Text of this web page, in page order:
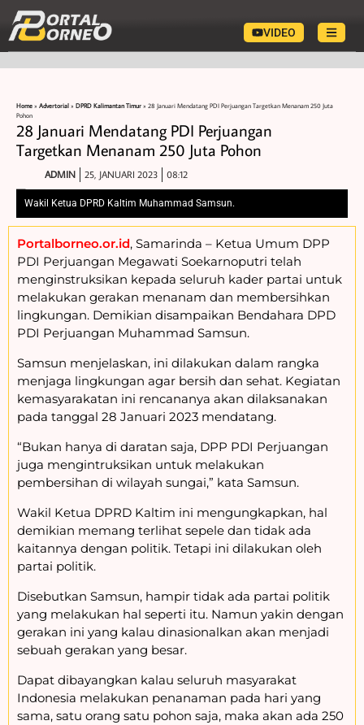
VIDEO
Home » Advertorial » DPRD Kalimantan Timur » 28 Januari Mendatang PDI Perjuangan Targetkan Menanam 250 Juta
Pohon
28 Januari Mendatang PDI Perjuangan
Targetkan Menanam 250 Juta Pohon
ADMIN 25, JANUARI 2023 08:12
Wakil Ketua DPRD Kaltim Muhammad Samsun.
Portalborneo.or.id, Samarinda – Ketua Umum DPP
PDI Perjuangan Megawati Soekarnoputri telah
menginstruksikan kepada seluruh kader partai untuk
melakukan gerakan menanam dan membersihkan
lingkungan. Demikian disampaikan Bendahara DPD
PDI Perjuangan Muhammad Samsun.
Samsun menjelaskan, ini dilakukan dalam rangka
menjaga lingkungan agar bersih dan sehat. Kegiatan
kemasyarakatan ini rencananya akan dilaksanakan
pada tanggal 28 Januari 2023 mendatang.
“Bukan hanya di daratan saja, DPP PDI Perjuangan
juga mengintruksikan untuk melakukan
pembersihan di wilayah sungai,” kata Samsun.
Wakil Ketua DPRD Kaltim ini mengungkapkan, hal
demikian memang terlihat sepele dan tidak ada
kaitannya dengan politik. Tetapi ini dilakukan oleh
partai politik.
Disebutkan Samsun, hampir tidak ada partai politik
yang melakukan hal seperti itu. Namun yakin dengan
gerakan ini yang kalau dinasionalkan akan menjadi
sebuah gerakan yang besar.
Dapat dibayangkan kalau seluruh masyarakat
Indonesia melakukan penanaman pada hari yang
sama, satu orang satu pohon saja, maka akan ada 250